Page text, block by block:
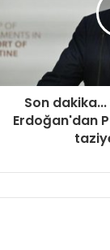
Son
Erdoğan'dan